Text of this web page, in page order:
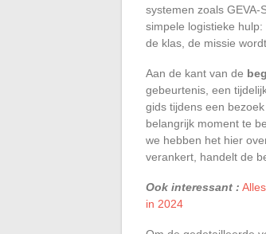
systemen zoals
simpele logistieke
de klas, de missie
Aan de kant van de
gebeurtenis, een
gids tijdens een
belangrijk moment te
we hebben het hier
verankert, handelt de
Ook interessant :
in 2024